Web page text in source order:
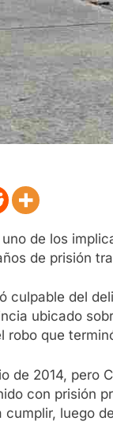
de los
de prisión
culpable del
ubicado
robo que
de 2014,
con prisión
luego